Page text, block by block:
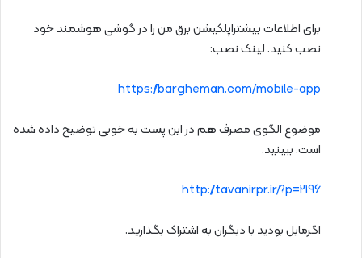
برای اطلاعات بیشتراپلکیشن برق من را در گوشی هوشمند خود
نصب کنید. لینک نصب:
https://bargheman.com/mobile-app
موضوع الگوی مصرف هم در این پست به خوبی توضیح داده شده
است. ببینید.
http://tavanirpr.ir/?p=2196
اگرمایل بودید با دیگران به اشتراک بگذارید.